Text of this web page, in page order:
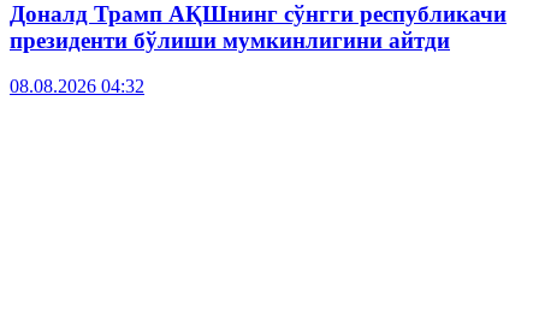
Доналд Трамп АҚШнинг сўнгги республикачи
президенти бўлиши мумкинлигини айтди
08.08.2026 04:32